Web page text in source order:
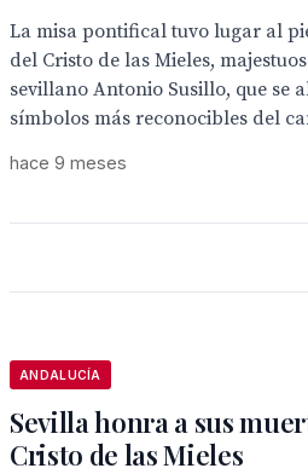
La misa pontifical tuvo lugar al
del Cristo de las Mieles,
sevillano Antonio Susillo, que se
símbolos más reconocibles del
hace 9 meses
ANDALUCÍA
Sevilla honra a sus
Cristo de las Mieles